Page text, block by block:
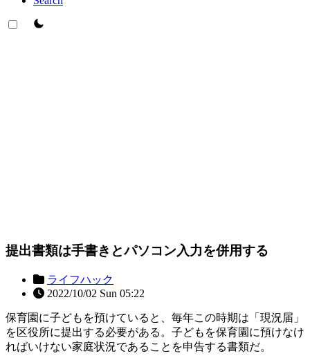
theme switcher
提出書類は手書きとパソコン入力を併用する
ライフハック
2022/10/02 Sun 05:22
保育園に子どもを預けていると、毎年この時期は「現況届」
を区役所に提出する必要がある。子どもを保育園に預けなけ
ればいけない家庭状況であることを申告する書類だ。